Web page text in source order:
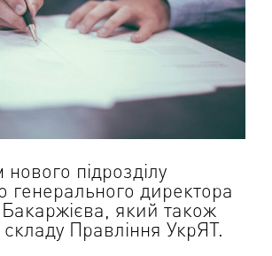
підрозділу
генерального директора
який також
Правління УкрЯТ.